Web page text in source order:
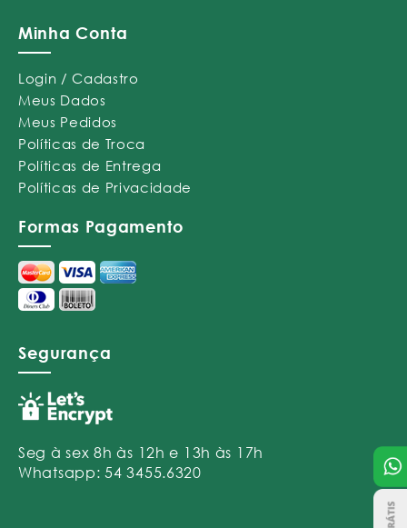
Minha Conta
Login / Cadastro
Meus Dados
Meus Pedidos
Políticas de Troca
Políticas de Entrega
Políticas de Privacidade
Formas Pagamento
Segurança
Seg à sex 8h às 12h e 13h às 17h
Whatsapp: 54 3455.6320